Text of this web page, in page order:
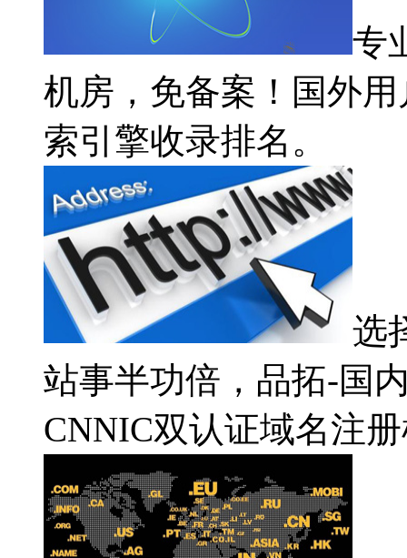
专
机房，免备案！国外
索引擎收录排名。
选
站事半功倍，品拓-国
CNNIC双认证域名注